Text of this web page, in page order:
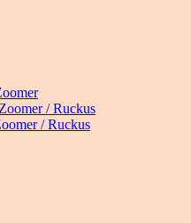
/ Ruckus
/ Ruckus